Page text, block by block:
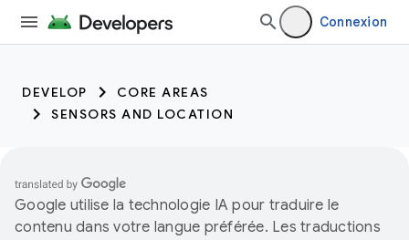
Connexion
DEVELOP
CORE AREAS
SENSORS AND LOCATION
Google utilise la technologie IA pour traduire le
contenu dans votre langue préférée. Les traductions